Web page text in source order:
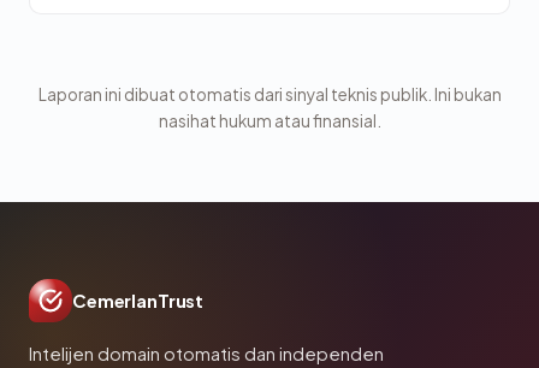
Laporan ini dibuat otomatis dari sinyal teknis publik. Ini bukan
nasihat hukum atau finansial.
CemerlanTrust
Intelijen domain otomatis dan independen